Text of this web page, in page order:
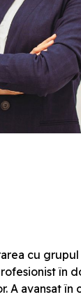
cu
în
A avansat în